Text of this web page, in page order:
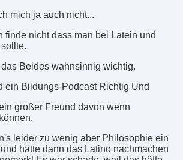
mich ja auch nicht...
finde nicht dass man bei Latein und
Beides wahnsinnig wichtig.
ein Bildungs-Podcast Richtig Und
großer Freund davon wenn
leider zu wenig aber Philosophie ein
hätte dann das Latino nachmachen